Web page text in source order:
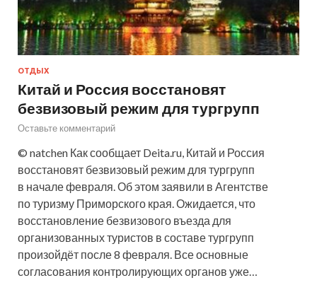
ОТДЫХ
Китай и Россия восстановят
безвизовый режим для тургрупп
Оставьте комментарий
© natchen Как сообщает Deita.ru, Китай и Россия
восстановят безвизовый режим для тургрупп
в начале февраля. Об этом заявили в Агентстве
по туризму Приморского края. Ожидается, что
восстановление безвизового въезда для
организованных туристов в составе тургрупп
произойдёт после 8 февраля. Все основные
согласования контролирующих органов уже…